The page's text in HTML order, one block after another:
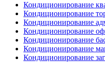
Кондиционирование
Кондиционирование
Кондиционирование
Кондиционирование
Кондиционирование
Кондиционирование
Кондиционирование